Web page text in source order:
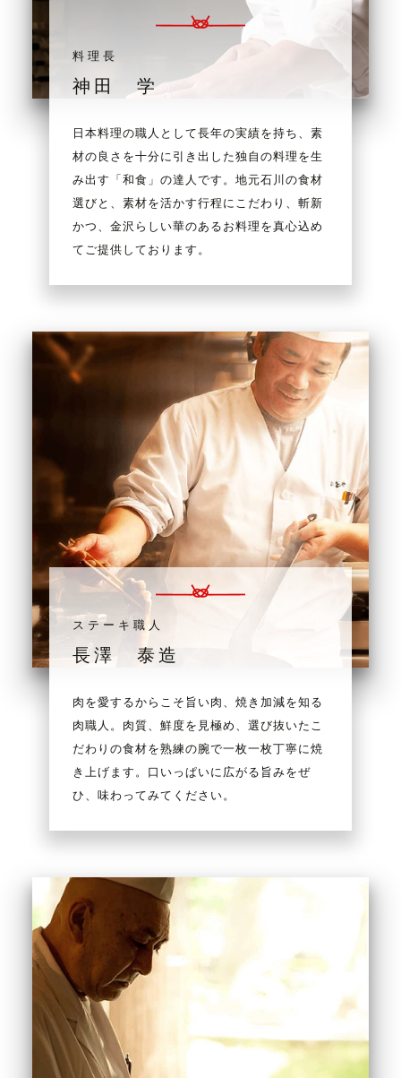
料理長
神田 学
日本料理の職人として長年の実績を持ち、素
材の良さを十分に引き出した独自の料理を生
み出す「和食」の達人です。地元石川の食材
選びと、素材を活かす行程にこだわり、斬新
かつ、金沢らしい華のあるお料理を真心込め
てご提供しております。
ステーキ職人
長澤 泰造
肉を愛するからこそ旨い肉、焼き加減を知る
肉職人。肉質、鮮度を見極め、選び抜いたこ
だわりの食材を熟練の腕で一枚一枚丁寧に焼
き上げます。口いっぱいに広がる旨みをぜ
ひ、味わってみてください。